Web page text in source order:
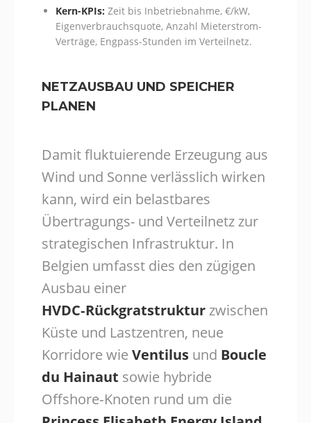
Kern-KPIs: Zeit bis Inbetriebnahme, €/kW,
Eigenverbrauchsquote, Anzahl Mieterstrom-
Verträge, Engpass-Stunden im Verteilnetz.
NETZAUSBAU UND SPEICHER
PLANEN
Damit fluktuierende Erzeugung aus
Wind und Sonne verlässlich wirken
kann, wird ein belastbares
Übertragungs- und Verteilnetz zur
strategischen Infrastruktur. In
Belgien umfasst dies den zügigen
Ausbau einer
HVDC‑Rückgratstrukturzwischen
Küste und Lastzentren, neue
Korridore wie Ventilus und Boucle
du Hainaut sowie hybride
Offshore‑Knoten rund um die